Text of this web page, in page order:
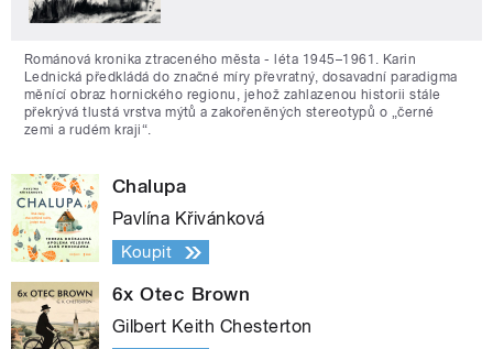
Románová kronika ztraceného města - léta 1945–1961. Karin
Lednická předkládá do značné míry převratný, dosavadní paradigma
měnící obraz hornického regionu, jehož zahlazenou historii stále
překrývá tlustá vrstva mýtů a zakořeněných stereotypů o „černé
zemi a rudém kraji“.
Chalupa
Pavlína Křivánková
Koupit
6x Otec Brown
Gilbert Keith Chesterton